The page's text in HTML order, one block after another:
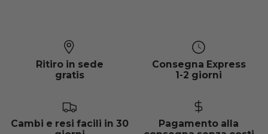
Ritiro in sede
gratis
Consegna Express
1-2 giorni
Cambi e resi facili in 30
Pagamento alla